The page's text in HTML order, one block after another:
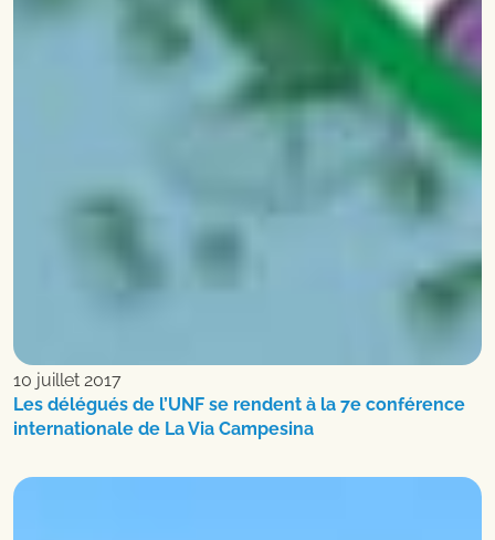
10 juillet 2017
Les délégués de l’UNF se rendent à la 7e conférence
internationale de La Via Campesina